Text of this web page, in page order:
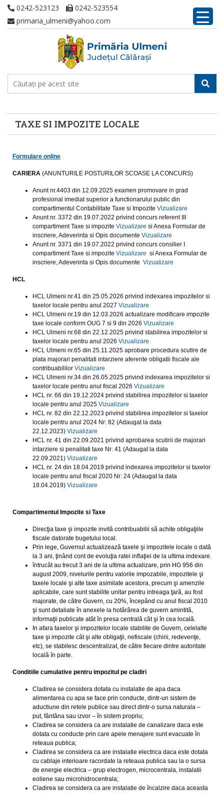
0242-523123
0242-523554
primaria_ulmeni@yahoo.com
TAXE SI IMPOZITE LOCALE
Formulare online
CARIERA (ANUNTURILE POSTURILOR SCOASE LA CONCURS)
Anunt nr.4403 din 12.09.2025 examen promovare in grad
profesional imediat superior a functionarului public din
compartimentul Contabilitate Taxe si Impozite Vizualizare
Anunt nr. 3372 din 19.07.2022 privind concurs referent III
compartiment Taxe si impozite Vizualizare si Anexa Formular de
inscriere, Adeverinta si Opis documente Vizualizare
Anunt nr. 3371 din 19.07.2022 privind concurs consilier I
compartiment Taxe si impozite Vizualizare si Anexa Formular de
inscriere, Adeverinta si Opis documente Vizualizare
HCL
HCL Ulmeni nr.41 din 25.05.2026 privind indexarea impozitelor si
taxelor locale pentru anul 2027 Vizualizare
HCL Ulmeni nr.19 din 12.03.2026 actualizare modificare impozite
taxe locale conform OUG 7 si 9 din 2026 Vizualizare
HCL Ulmeni nr.68 din 22.12.2025 privind stabilirea impozitelor si
taxelor locale pentru anul 2026 Vizualizare
HCL Ulmeni nr.65 din 25.11.2025 aprobare procedura scutire de
plata majorari penalitati intarziere aferente obligatii fiscale ale
contribuabililor Vizualizare
HCL Ulmeni nr.34 din 26.05.2025 privind indexarea impozitelor si
taxelor locale pentru anul fiscal 2026 Vizualizare
HCL nr. 66 din 19.12.2024 privind stabilirea impozitelor si taxelor
locale pentru anul 2025 Vizualizare
HCL nr. 82 din 22.12.2023 privind stabilirea impozitelor si taxelor
locale pentru anul 2024 Nr: 82 (Adaugat la data
22.12.2023) Vizualizare
HCL nr. 41 din 22.09.2021 privind aprobarea scutirii de majorari
intarziere si penalitati taxe Nr: 41 (Adaugat la data
22.09.2021) Vizualizare
HCL nr. 24 din 18.04.2019 privind indexarea impozitelor si taxelor
locale pentru anul fiscal 2020 Nr: 24 (Adaugat la data
18.04.2019) Vizualizare
Compartimentul Impozite si Taxe
Direcţia taxe şi impozite invită contribuabilii să achite obligaţiile
fiscale datorate bugetului local.
Prin lege, Guvernul actualizează taxele şi impozitele locale o dată
la 3 ani, ţinând cont de evoluţia ratei inflaţiei de la ultima indexare.
întrucât au trecut 3 ani de la ultima actualizare, prin HG 956 din
august 2009, nivelurile pentru valorile impozabile, impozitele şi
taxele locale şi alte taxe asimilate acestora, precum şi amenzile
aplicabile, care sunt stabilite unitar pentru intreaga ţară, au fost
majorate, de către Guvern, cu 20%, începând cu anul fiscal 2010
şi sunt detaliate în anexele la hotărârea de guvern amintită,
informaţii publicate atât în presa centrală cât şi în cea locală.
In afara taxelor şi impozitelor locale stabilite de Guvern, celelalte
taxe şi impozite cât şi alte obligaţii, nefiscale (chirii, redevenţe,
etc), se stabilesc descentralizat, de către fiecare dintre autoritate
locală în parte.
Conditiile cumulative pentru impozitul pe cladiri
Cladirea se considera dotata cu instalatie de apa daca
alimentarea cu apa se face prin conducte, dintr-un sistem de
aductiune din retele publice sau direct dintr-o sursa naturala –
put, fântâna sau izvor – în sistem propriu;
Cladirea se considera ca are instalatie de canalizare daca este
dotata cu conducte prin care apele menajere sunt evacuate în
reteaua publica;
Cladirea se considera ca are instalatie electrica daca este dotata
cu cablaje interioare racordate la reteaua publica sau la o sursa
de energie electrica – grup electrogen, microcentrala, instalatii
eoliene sau microhidrocentrala;
Cladirea se considera ca are instalatie de încalzire daca aceasta